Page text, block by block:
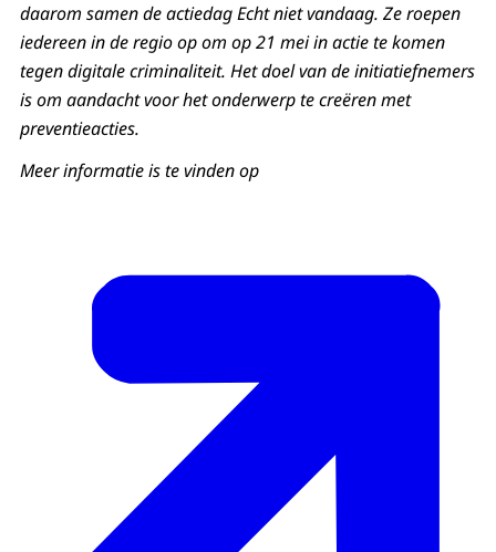
daarom samen de actiedag Echt niet vandaag. Ze roepen
iedereen in de regio op om op 21 mei in actie te komen
tegen digitale criminaliteit. Het doel van de initiatiefnemers
is om aandacht voor het onderwerp te creëren met
preventieacties.
Meer informatie is te vinden op